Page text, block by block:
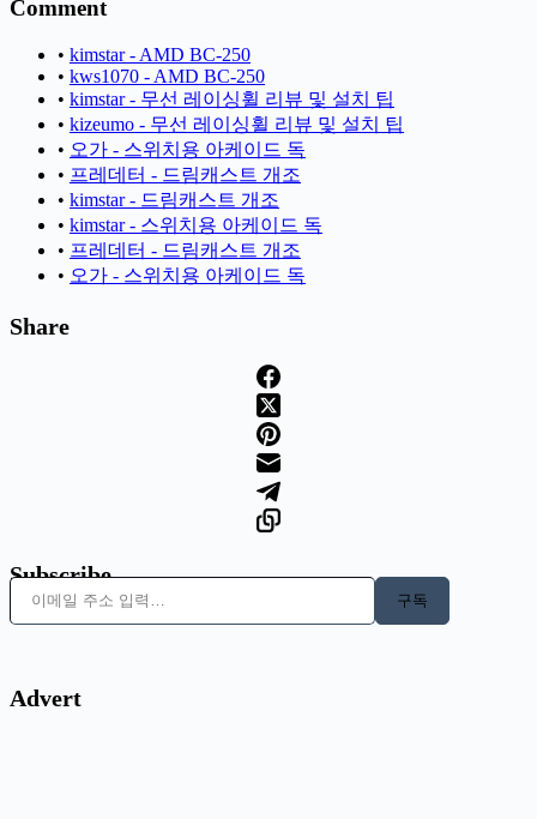
Comment
• kimstar - AMD BC-250
• kws1070 - AMD BC-250
• kimstar - 무선 레이싱휠 리뷰 및 설치 팁
• kizeumo - 무선 레이싱휠 리뷰 및 설치 팁
• 오가 - 스위치용 아케이드 독
• 프레데터 - 드림캐스트 개조
• kimstar - 드림캐스트 개조
• kimstar - 스위치용 아케이드 독
• 프레데터 - 드림캐스트 개조
• 오가 - 스위치용 아케이드 독
Share
Subscribe
이메일 주소 입력…
구독
Advert